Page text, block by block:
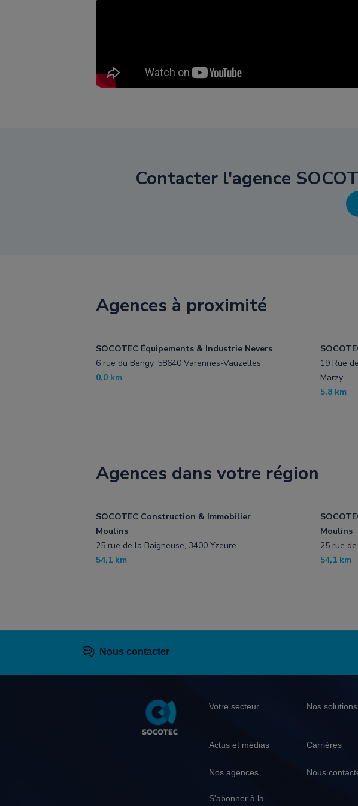
Contacter l'agence
Agences à proximité
SOCOTEC Équipements & Industrie Nevers
6 rue du Bengy, 58640 Varennes-Vauzelles
0,0 km
19 Rue
Marzy
5,8 km
Agences dans votre région
SOCOTEC Construction & Immobilier
Moulins
25 rue de la Baigneuse, 3400 Yzeure
54,1 km
Moulins
25 rue
54,1 km
Nous contacter
Pied
de
page
Votre secteur Nos solutions
Actus et médias Carrières
Nos agences Nous
S'abonner à la